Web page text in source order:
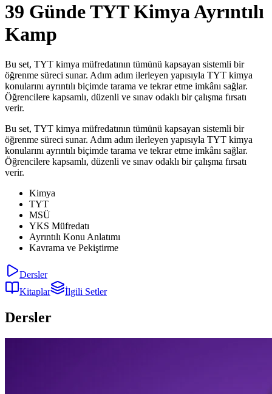
39 Günde TYT Kimya Ayrıntılı
Kamp
Bu set, TYT kimya müfredatının tümünü kapsayan sistemli bir
öğrenme süreci sunar. Adım adım ilerleyen yapısıyla TYT kimya
konularını ayrıntılı biçimde tarama ve tekrar etme imkânı sağlar.
Öğrencilere kapsamlı, düzenli ve sınav odaklı bir çalışma fırsatı
verir.
Bu set, TYT kimya müfredatının tümünü kapsayan sistemli bir
öğrenme süreci sunar. Adım adım ilerleyen yapısıyla TYT kimya
konularını ayrıntılı biçimde tarama ve tekrar etme imkânı sağlar.
Öğrencilere kapsamlı, düzenli ve sınav odaklı bir çalışma fırsatı
verir.
Kimya
TYT
MSÜ
YKS Müfredatı
Ayrıntılı Konu Anlatımı
Kavrama ve Pekiştirme
Dersler
Kitaplar
İlgili Setler
Dersler